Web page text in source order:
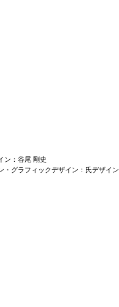
ン：谷尾 剛史
・グラフィックデザイン：氏デザイン